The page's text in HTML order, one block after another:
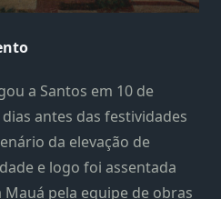
a Santos em 10 de
antes das festividades
da elevação de
e logo foi assentada
Mauá pela equipe de obras